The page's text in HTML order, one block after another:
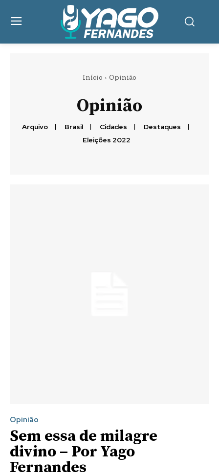
Início Opinião
Opinião
Arquivo Brasil Cidades
Destaques
Eleições 2022
Opinião
Sem essa de milagre
divino – Por Yago
Fernandes